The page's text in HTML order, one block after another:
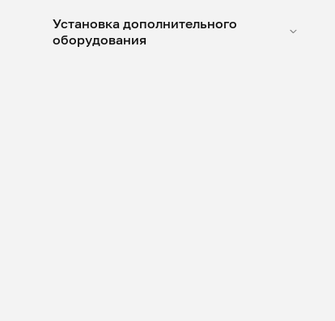
Установка дополнительного
оборудования